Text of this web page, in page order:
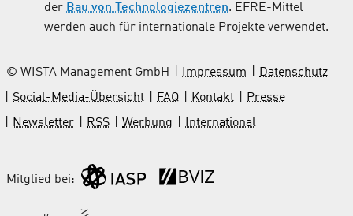
der Bau von Technologiezentren. EFRE-Mittel
werden auch für internationale Projekte verwendet.
© WISTA Management GmbH Impressum
Datenschutz
Social-Media-Übersicht
FAQ Kontakt
Presse
Newsletter
RSS Werbung International
Mitglied bei: